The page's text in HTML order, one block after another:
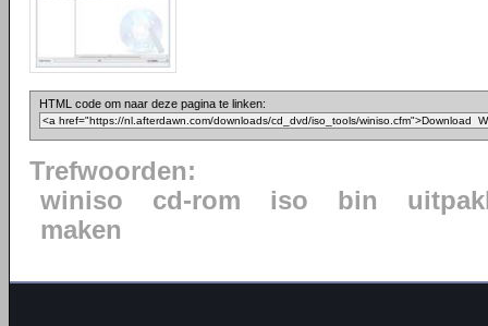
HTML code om naar deze pagina te linken:
Trefwoorden:
winiso
cd-rom iso bin
maken